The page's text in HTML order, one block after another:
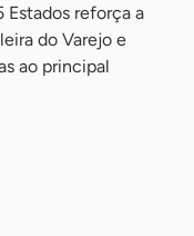
Estados reforça a
do Varejo e
ao principal